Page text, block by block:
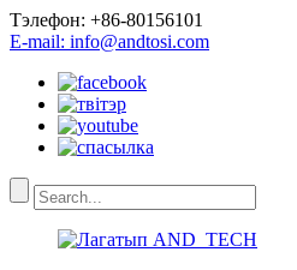
Тэлефон: +86-80156101
E-mail: info@andtosi.com